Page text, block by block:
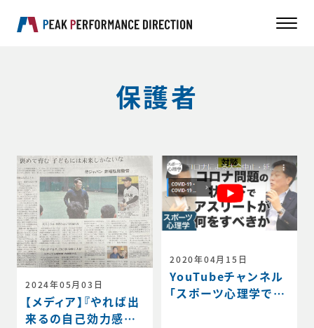
保護者
2024年05月03日
【メディア】『やれば出
来るの自己効力感が
2020年04月15日
YouTubeチャンネル
「スポーツ心理学で勝